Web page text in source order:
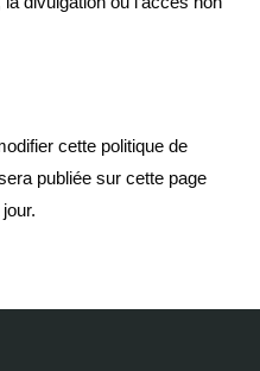
cette politique de
publiée sur cette page